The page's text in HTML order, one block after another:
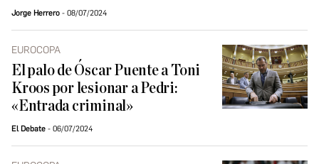
Jorge Herrero 08/07/2024
EUROCOPA
El palo de Óscar Puente a Toni
Kroos por lesionar a Pedri:
«Entrada criminal»
El Debate 06/07/2024